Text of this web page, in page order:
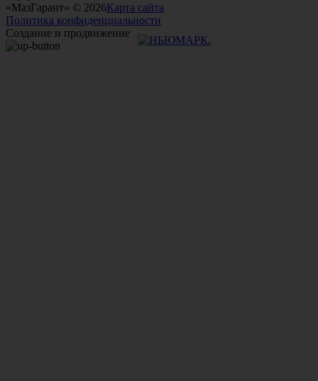
«МазГарант» © 2026Карта сайта
Политика конфиденциальности
Создание и продвижение